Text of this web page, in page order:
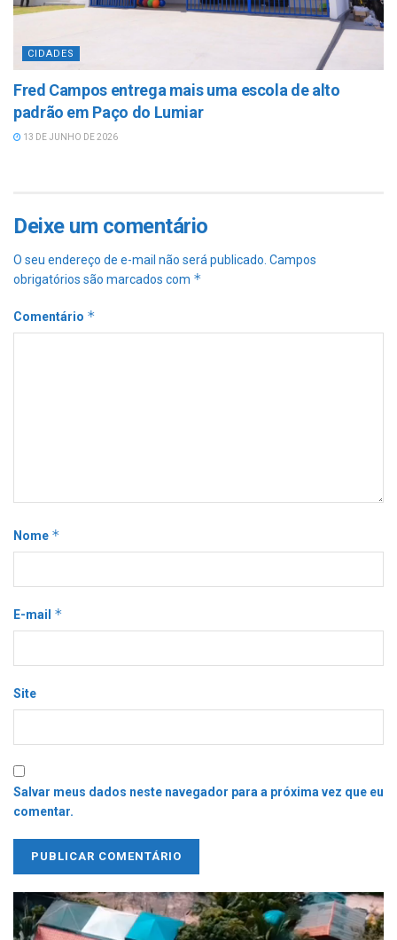
CIDADES
Fred Campos entrega mais uma escola de alto
padrão em Paço do Lumiar
13 DE JUNHO DE 2026
Deixe um comentário
O seu endereço de e-mail não será publicado. Campos
obrigatórios são marcados com *
Comentário *
Nome *
E-mail *
Site
Salvar meus dados neste navegador para a próxima vez que eu
comentar.
Tocador
de